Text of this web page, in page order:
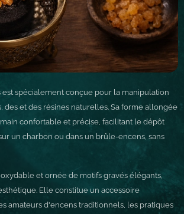
est spécialement conçue pour la manipulation
des et des résines naturelles. Sa forme allongée
confortable et précise, facilitant le dépôt
un charbon ou dans un brûle-encens, sans
et ornée de motifs gravés élégants,
Elle constitue un accessoire
amateurs d'encens traditionnels, les pratiques